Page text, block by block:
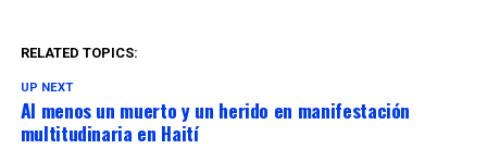
RELATED TOPICS:
UP NEXT
Al menos un muerto y un herido en manifestación
multitudinaria en Haití